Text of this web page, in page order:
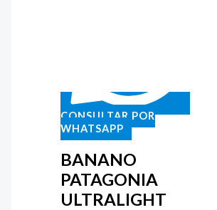
CONSULTAR POR
WHATSAPP
BANANO
PATAGONIA
ULTRALIGHT